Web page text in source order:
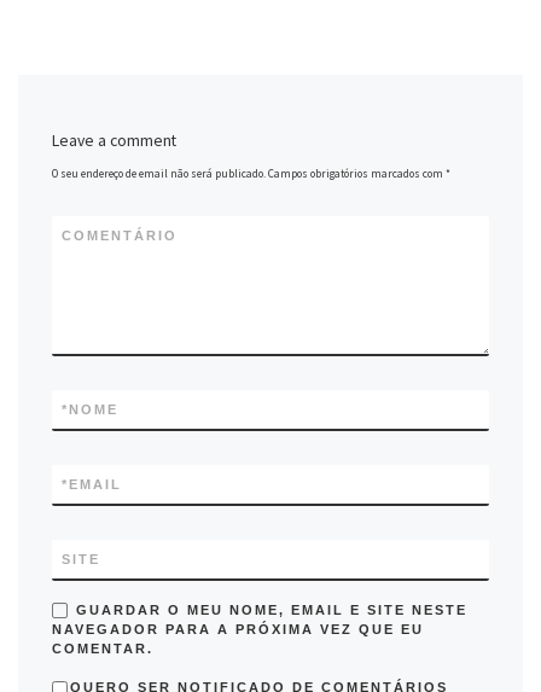
Leave a comment
O seu endereço de email não será publicado.Campos obrigatórios marcados com*
COMENTÁRIO
NOME
*
EMAIL
*
SITE
GUARDAR O MEU NOME, EMAIL E SITE NESTE
NAVEGADOR PARA A PRÓXIMA VEZ QUE EU
COMENTAR.
QUERO SER NOTIFICADO DE COMENTÁRIOS